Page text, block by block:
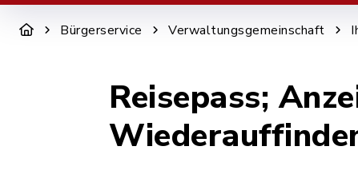
Bürgerservice Verwaltungsgemeinschaft
Reisepass;